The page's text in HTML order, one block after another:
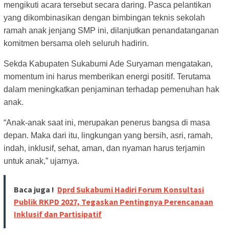
mengikuti acara tersebut secara daring. Pasca pelantikan
yang dikombinasikan dengan bimbingan teknis sekolah
ramah anak jenjang SMP ini, dilanjutkan penandatanganan
komitmen bersama oleh seluruh hadirin.
Sekda Kabupaten Sukabumi Ade Suryaman mengatakan,
momentum ini harus memberikan energi positif. Terutama
dalam meningkatkan penjaminan terhadap pemenuhan hak
anak.
“Anak-anak saat ini, merupakan penerus bangsa di masa
depan. Maka dari itu, lingkungan yang bersih, asri, ramah,
indah, inklusif, sehat, aman, dan nyaman harus terjamin
untuk anak,” ujarnya.
Baca juga ! Dprd Sukabumi Hadiri Forum Konsultasi
Publik RKPD 2027, Tegaskan Pentingnya Perencanaan
Inklusif dan Partisipatif